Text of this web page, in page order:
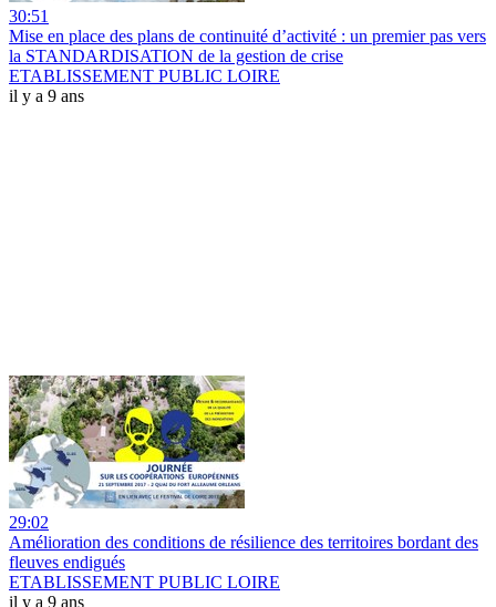
30:51
Mise en place des plans de continuité d’activité : un premier pas vers
la STANDARDISATION de la gestion de crise
ETABLISSEMENT PUBLIC LOIRE
il y a 9 ans
29:02
Amélioration des conditions de résilience des territoires bordant des
fleuves endigués
ETABLISSEMENT PUBLIC LOIRE
il y a 9 ans